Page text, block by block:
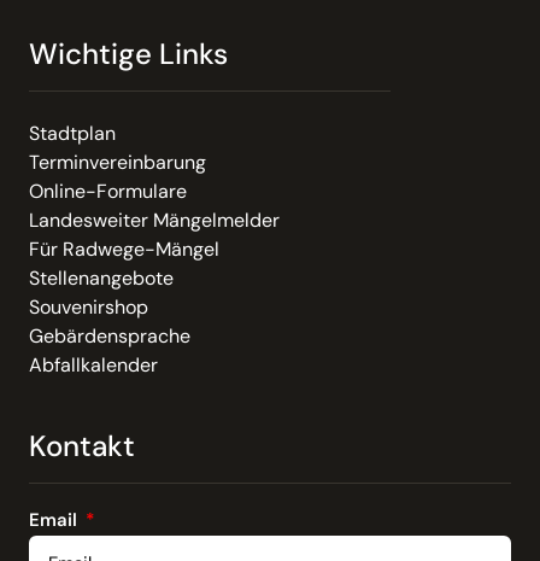
Wichtige Links
Stadtplan
Terminvereinbarung
Online-Formulare
Landesweiter Mängelmelder
Für Radwege-Mängel
Stellenangebote
Souvenirshop
Gebärdensprache
Abfallkalender
Kontakt
Email